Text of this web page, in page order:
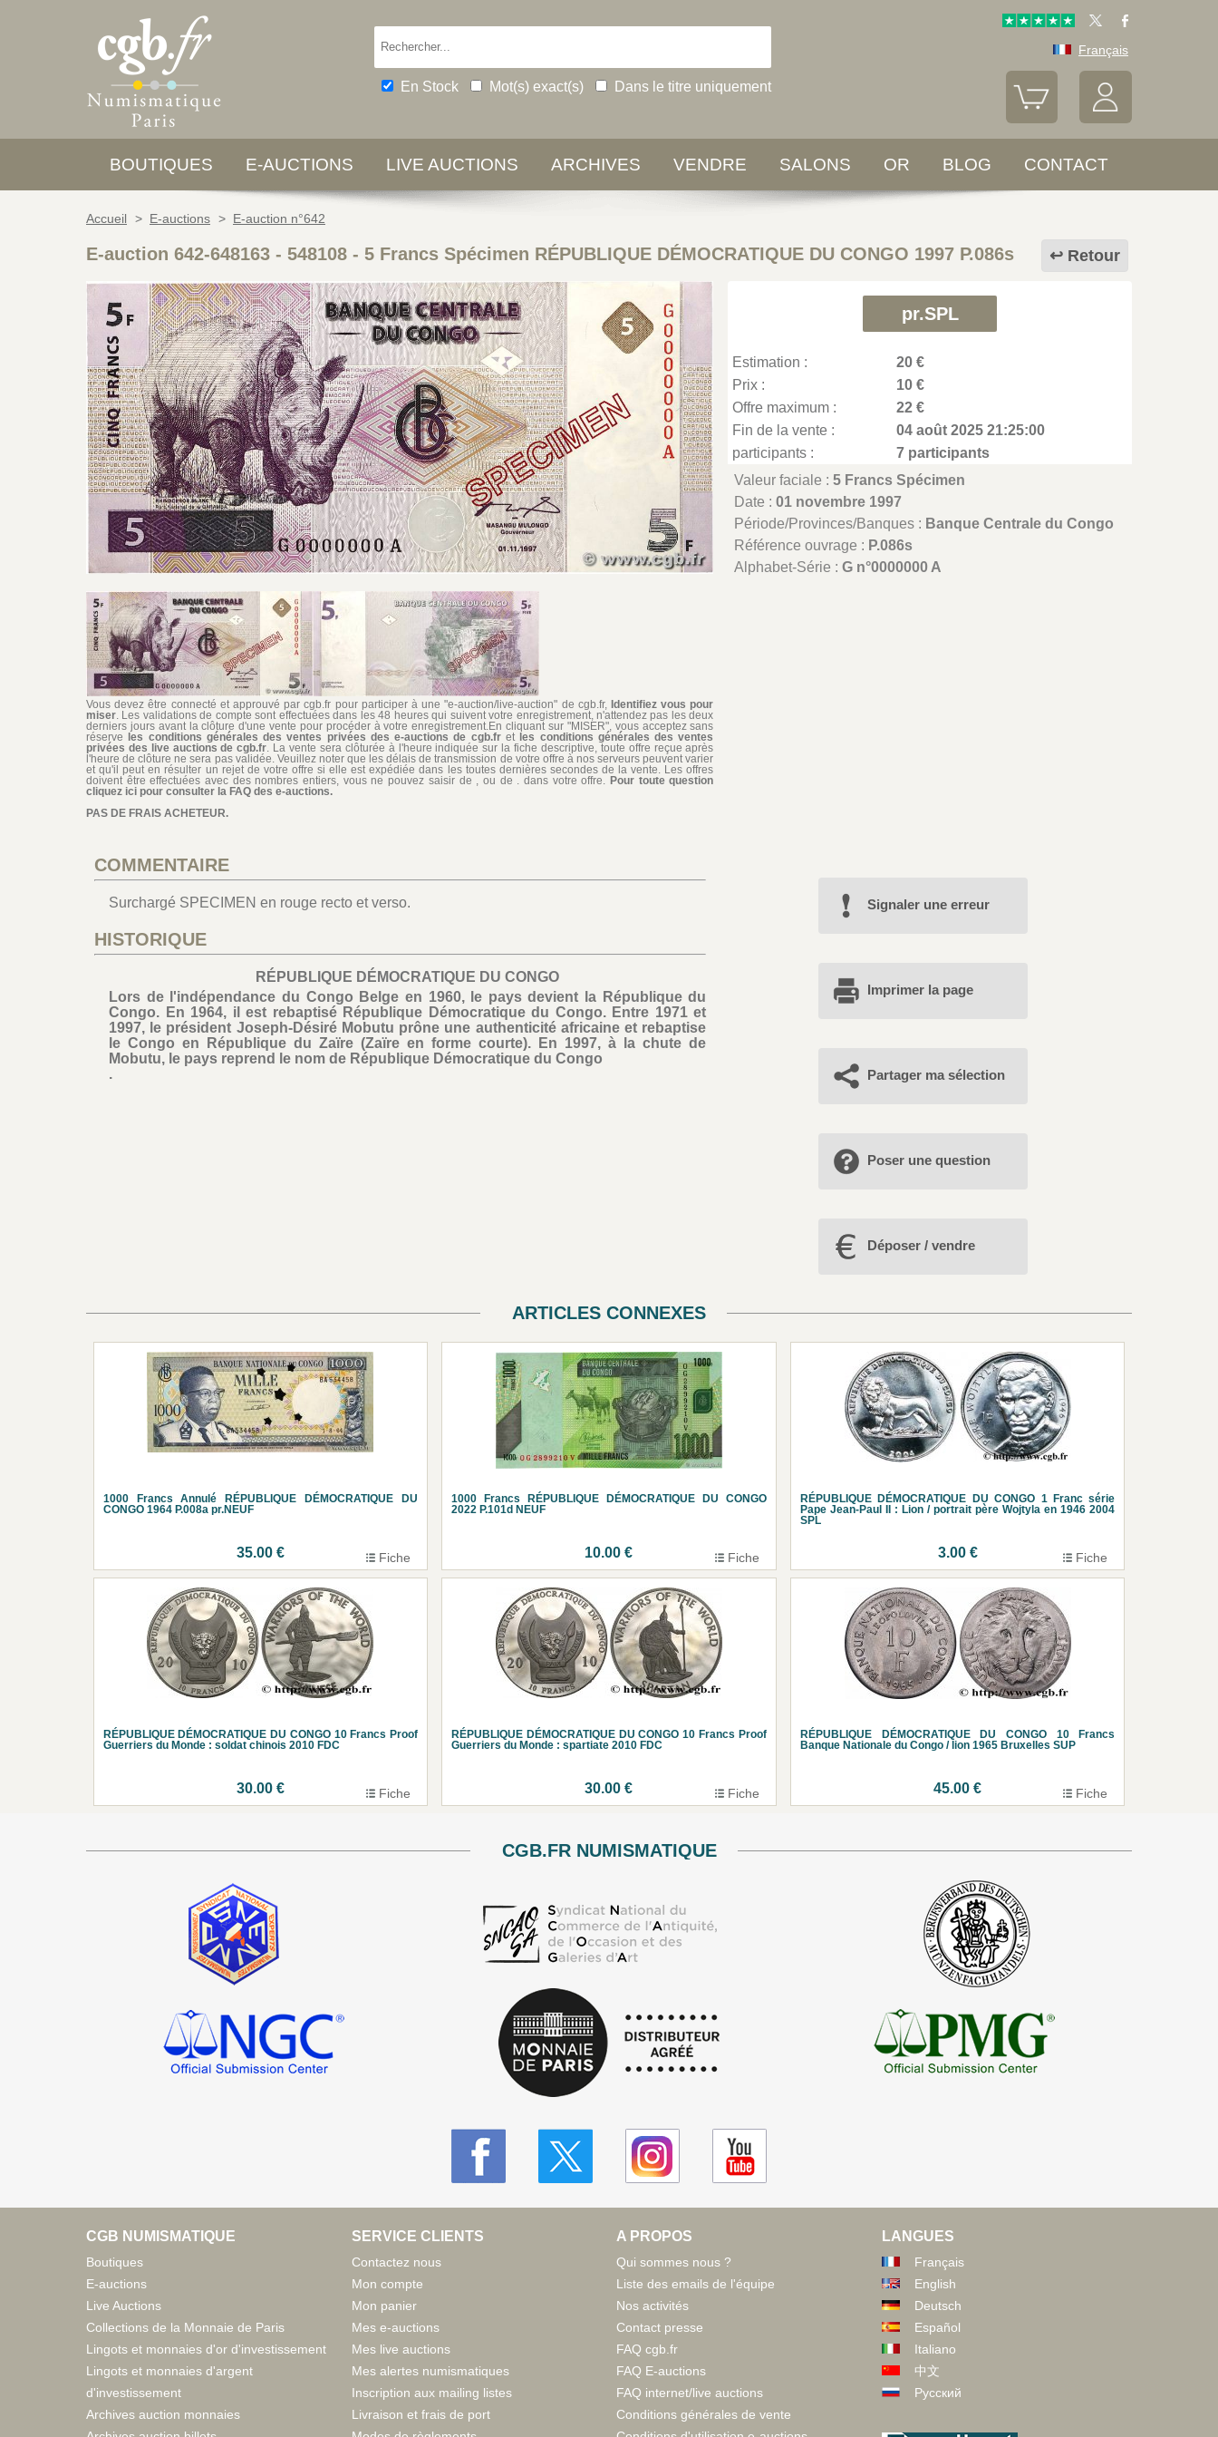
En Stock Mot(s) exact(s) Dans le titre uniquement
Français
BOUTIQUES E-AUCTIONS LIVE AUCTIONS ARCHIVES VENDRE SALONS OR BLOG CONTACT
Accueil > E-auctions > E-auction n°642
Retour
E-auction 642-648163 - 548108 - 5 Francs Spécimen RÉPUBLIQUE DÉMOCRATIQUE DU CONGO 1997 P.086s
Vous devez être connecté et approuvé par cgb.fr pour participer à une "e-auction/live-auction" de cgb.fr, Identifiez vous pour
miser . Les validations de compte sont effectuées dans les 48 heures qui suivent votre enregistrement, n'attendez pas les deux
derniers jours avant la clôture d'une vente pour procéder à votre enregistrement.En cliquant sur "MISER", vous acceptez sans
réserve les conditions générales des ventes privées des e-auctions de cgb.fret les conditions générales des ventes
privées des live auctions de cgb.fr . La vente sera clôturée à l'heure indiquée sur la fiche descriptive, toute offre reçue après
l'heure de clôture ne sera pas validée. Veuillez noter que les délais de transmission de votre offre à nos serveurs peuvent varier
et qu'il peut en résulter un rejet de votre offre si elle est expédiée dans les toutes dernières secondes de la vente. Les offres
doivent être effectuées avec des nombres entiers, vous ne pouvez saisir de , ou de . dans votre offre.Pour toute question
cliquez ici pour consulter la FAQ des e-auctions.
PAS DE FRAIS ACHETEUR.
pr.SPL
Estimation :
20 €
Prix :
10 €
Offre maximum :
22 €
Fin de la vente :
04 août 2025 21:25:00
participants :
7 participants
Valeur faciale :5 Francs Spécimen
Date :01 novembre 1997
Période/Provinces/Banques : Banque Centrale du Congo
Référence ouvrage : P.086s
Alphabet-Série :G n°0000000 A
COMMENTAIRE
Surchargé SPECIMEN en rouge recto et verso.
HISTORIQUE
RÉPUBLIQUE DÉMOCRATIQUE DU CONGO
Lors de l'indépendance du Congo Belge en 1960, le pays devient la République du
Congo. En 1964, il est rebaptisé République Démocratique du Congo. Entre 1971 et
1997, le président Joseph-Désiré Mobutu prône une authenticité africaine et rebaptise
le Congo en République du Zaïre (Zaïre en forme courte). En 1997, à la chute de
Mobutu, le pays reprend le nom de République Démocratique du Congo
.
Signaler une erreur
Imprimer la page
Partager ma sélection
Poser une question
Déposer / vendre
ARTICLES CONNEXES
1000 Francs Annulé RÉPUBLIQUE DÉMOCRATIQUE DU
CONGO 1964 P.008a pr.NEUF
35.00 € Fiche
1000 Francs RÉPUBLIQUE DÉMOCRATIQUE DU CONGO
2022 P.101d NEUF
10.00 € Fiche
RÉPUBLIQUE DÉMOCRATIQUE DU CONGO 1 Franc série
Pape Jean-Paul II : Lion / portrait père Wojtyla en 1946 2004
SPL
3.00 € Fiche
RÉPUBLIQUE DÉMOCRATIQUE DU CONGO 10 Francs Proof
Guerriers du Monde : soldat chinois 2010 FDC
30.00 € Fiche
RÉPUBLIQUE DÉMOCRATIQUE DU CONGO 10 Francs Proof
Guerriers du Monde : spartiate 2010 FDC
30.00 € Fiche
RÉPUBLIQUE DÉMOCRATIQUE DU CONGO 10 Francs
Banque Nationale du Congo / lion 1965 Bruxelles SUP
45.00 € Fiche
CGB.FR NUMISMATIQUE
CGB NUMISMATIQUE
Boutiques
E-auctions
Live Auctions
Collections de la Monnaie de Paris
Lingots et monnaies d'or d'investissement
Lingots et monnaies d'argent
d'investissement
Archives auction monnaies
SERVICE CLIENTS
Contactez nous
Mon compte
Mon panier
Mes e-auctions
Mes live auctions
Mes alertes numismatiques
Inscription aux mailing listes
Livraison et frais de port
A PROPOS
Qui sommes nous ?
Liste des emails de l'équipe
Nos activités
Contact presse
FAQ cgb.fr
FAQ E-auctions
FAQ internet/live auctions
Conditions générales de vente
LANGUES
Français
English
Deutsch
Español
Italiano
中文
Русский